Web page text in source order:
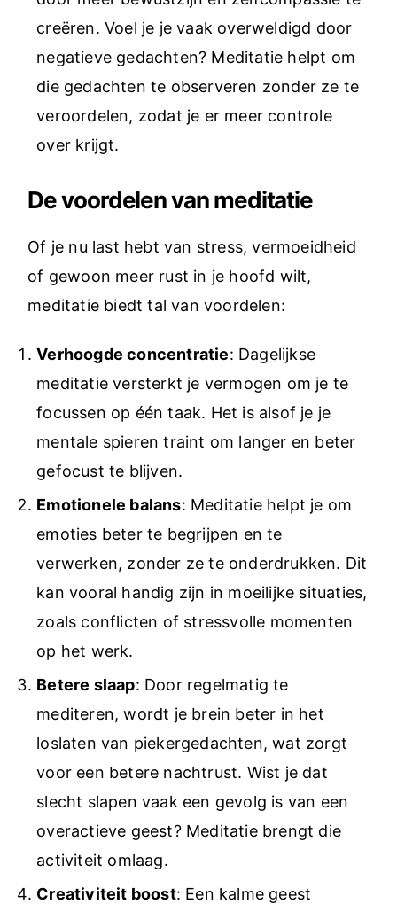
creëren. Voel je je vaak overweldigd door
negatieve gedachten? Meditatie helpt om
die gedachten te observeren zonder ze te
veroordelen, zodat je er meer controle
over krijgt.
De voordelen van meditatie
Of je nu last hebt van stress, vermoeidheid
of gewoon meer rust in je hoofd wilt,
meditatie biedt tal van voordelen:
Verhoogde concentratie: Dagelijkse
meditatie versterkt je vermogen om je te
focussen op één taak. Het is alsof je je
mentale spieren traint om langer en beter
gefocust te blijven.
Emotionele balans: Meditatie helpt je om
emoties beter te begrijpen en te
verwerken, zonder ze te onderdrukken. Dit
kan vooral handig zijn in moeilijke situaties,
zoals conflicten of stressvolle momenten
op het werk.
Betere slaap: Door regelmatig te
mediteren, wordt je brein beter in het
loslaten van piekergedachten, wat zorgt
voor een betere nachtrust. Wist je dat
slecht slapen vaak een gevolg is van een
overactieve geest? Meditatie brengt die
activiteit omlaag.
Creativiteit boost: Een kalme geest